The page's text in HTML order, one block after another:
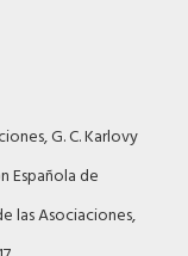
G. C. Karlovy
Española de
las Asociaciones,